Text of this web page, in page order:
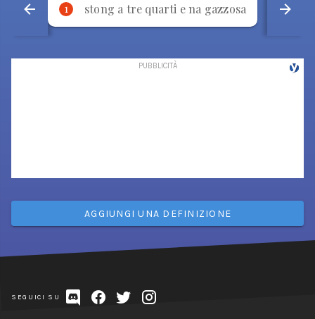
1 stong a tre quarti e na gazzosa 2
AGGIUNGI UNA DEFINIZIONE
SEGUICI SU